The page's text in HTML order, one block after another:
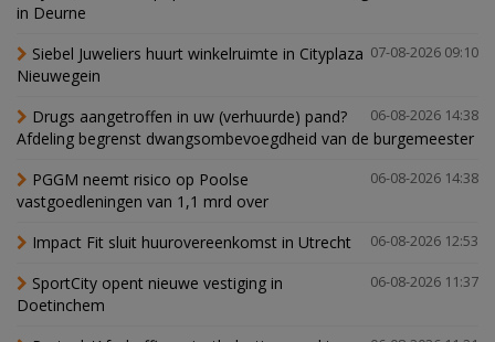
in Deurne
07-08-2026 09:10
Siebel Juweliers huurt winkelruimte in Cityplaza
Nieuwegein
06-08-2026 14:38
Drugs aangetroffen in uw (verhuurde) pand?
Afdeling begrenst dwangsombevoegdheid van de burgemeester
06-08-2026 14:38
PGGM neemt risico op Poolse
vastgoedleningen van 1,1 mrd over
06-08-2026 12:53
Impact Fit sluit huurovereenkomst in Utrecht
06-08-2026 11:37
SportCity opent nieuwe vestiging in
Doetinchem